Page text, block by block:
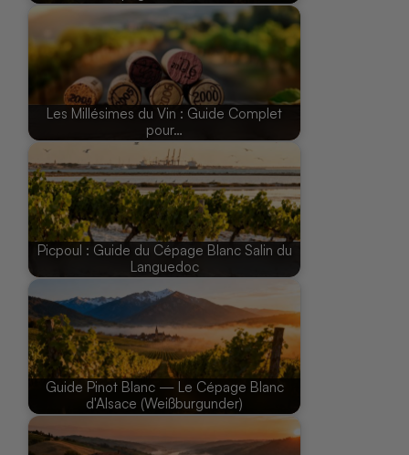
Les Millésimes du Vin : Guide Complet
pour…
Picpoul : Guide du Cépage Blanc Salin du
Languedoc
Guide Pinot Blanc — Le Cépage Blanc
d'Alsace (Weißburgunder)